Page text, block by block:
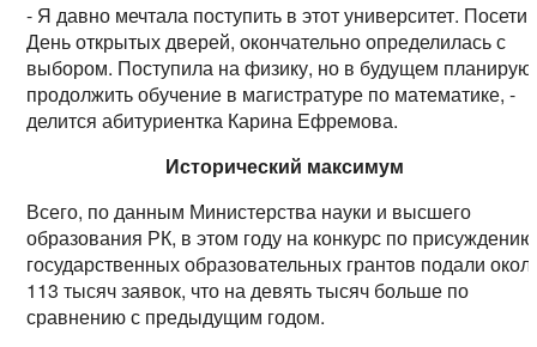
- Я давно мечтала поступить в этот университет.
День открытых дверей, окончательно определилась с
выбором. Поступила на физику, но в будущем планирую
продолжить обучение в магистратуре по математике, -
делится абитуриентка Карина Ефремова.
Исторический максимум
Всего, по данным Министерства науки и высшего
образования РК, в этом году на конкурс по присуждению
государственных образовательных грантов подали
113 тысяч заявок, что на девять тысяч больше по
сравнению с предыдущим годом.